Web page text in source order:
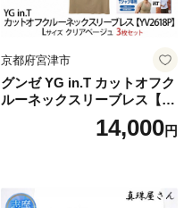
京都府宮津市
グンゼ YG in.T カットオフク
ルーネックスリーブレス【Y
V2618P】Lサイズ クリアベ
ージュ3枚セット [№5716-04
14,000円